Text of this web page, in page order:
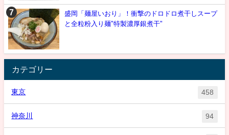
盛岡「麺屋いおり」！衝撃のドロドロ煮干しスープ
と全粒粉入り麺"特製濃厚銀煮干"
カテゴリー
東京 458
神奈川 94